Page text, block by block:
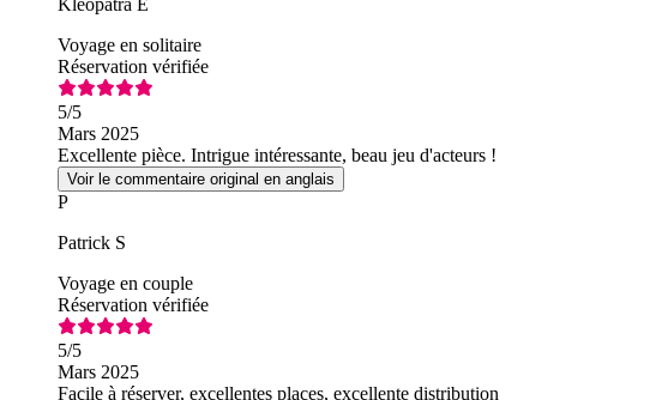
Kleopatra E
Voyage en solitaire
Réservation vérifiée
5/5
Mars 2025
Excellente pièce. Intrigue intéressante, beau jeu d'acteurs !
Voir le commentaire original en anglais
P
Patrick S
Voyage en couple
Réservation vérifiée
5/5
Mars 2025
Facile à réserver, excellentes places, excellente distribution